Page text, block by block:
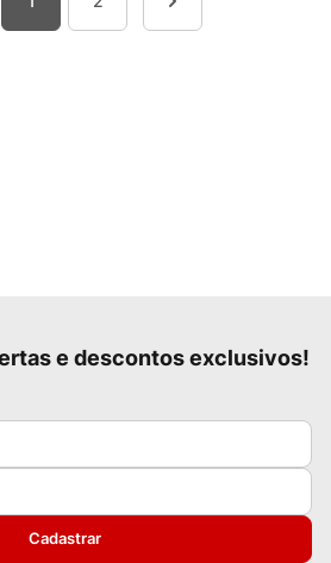
e descontos exclusivos!
Cadastrar